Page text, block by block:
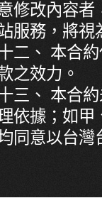
修改內容者
服務，將視
二、 本合
之效力。
三、 本合
依據；如甲
同意以台灣